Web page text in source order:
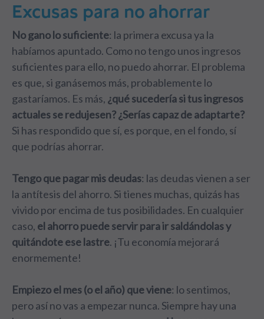
Excusas para no ahorrar
No gano lo suficiente: la primera excusa ya la
habíamos apuntado. Como no tengo unos ingresos
suficientes para ello, no puedo ahorrar. El problema
es que, si ganásemos más, probablemente lo
gastaríamos. Es más, ¿qué sucedería si tus ingresos
actuales se redujesen? ¿Serías capaz de adaptarte?
Si has respondido que sí, es porque, en el fondo, sí
que podrías ahorrar.
Tengo que pagar mis deudas: las deudas vienen a ser
la antítesis del ahorro. Si tienes muchas, quizás has
vivido por encima de tus posibilidades. En cualquier
caso, el ahorro puede servir para ir saldándolas y
quitándote ese lastre. ¡Tu economía mejorará
enormemente!
Empiezo el mes (o el año) que viene: lo sentimos,
pero así no vas a empezar nunca. Siempre hay una